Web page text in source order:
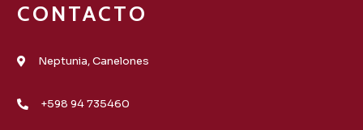
CONTACTO
Neptunia, Canelones
+598 94 735460